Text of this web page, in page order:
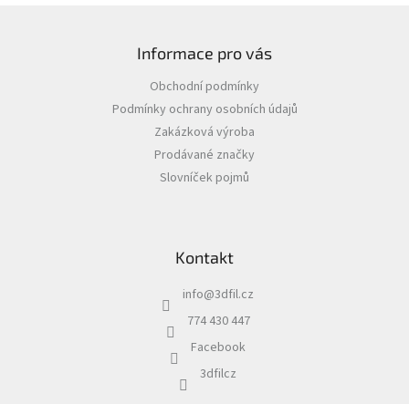
Informace pro vás
Obchodní podmínky
Podmínky ochrany osobních údajů
Zakázková výroba
Prodávané značky
Slovníček pojmů
Kontakt
info@3dfil.cz
774 430 447
Facebook
3dfilcz